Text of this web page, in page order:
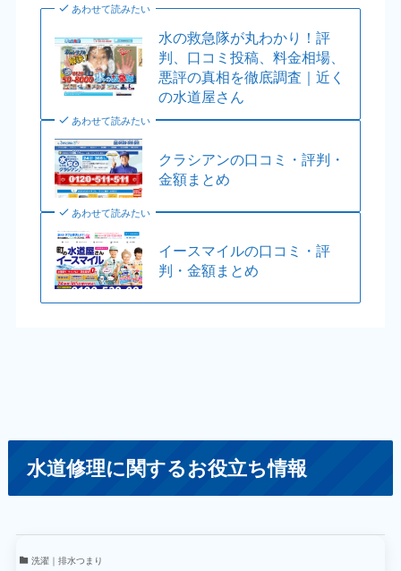
あわせて読みたい
水の救急隊が丸わかり！評
判、口コミ投稿、料金相場、
悪評の真相を徹底調査｜近く
の水道屋さん
あわせて読みたい
クラシアンの口コミ・評判・
金額まとめ
あわせて読みたい
イースマイルの口コミ・評
判・金額まとめ
水道修理に関するお役立ち情報
洗濯｜排水つまり